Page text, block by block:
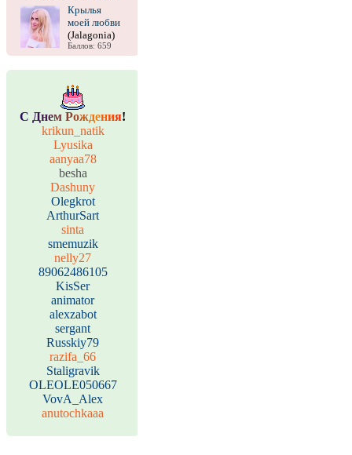
Крылья
моей любви
(Jalagonia)
Баллов: 659
С Днем Рождения!
krikun_natik
Lyusika
aanyaa78
besha
Dashuny
Olegkrot
ArthurSart
sinta
smemuzik
nelly27
89062486105
KisSer
animator
alexzabot
sergant
Russkiy79
razifa_66
Staligravik
OLEOLE050667
VovA_Alex
anutochkaaa